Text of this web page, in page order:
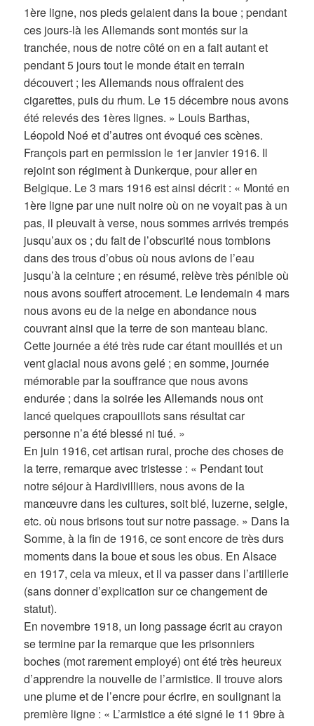
1ère ligne, nos pieds gelaient dans la boue ; pendant
ces jours-là les Allemands sont montés sur la
tranchée, nous de notre côté on en a fait autant et
pendant 5 jours tout le monde était en terrain
découvert ; les Allemands nous offraient des
cigarettes, puis du rhum. Le 15 décembre nous avons
été relevés des 1ères lignes. » Louis Barthas,
Léopold Noé et d’autres ont évoqué ces scènes.
François part en permission le 1er janvier 1916. Il
rejoint son régiment à Dunkerque, pour aller en
Belgique. Le 3 mars 1916 est ainsi décrit : « Monté en
1ère ligne par une nuit noire où on ne voyait pas à un
pas, il pleuvait à verse, nous sommes arrivés trempés
jusqu’aux os ; du fait de l’obscurité nous tombions
dans des trous d’obus où nous avions de l’eau
jusqu’à la ceinture ; en résumé, relève très pénible où
nous avons souffert atrocement. Le lendemain 4 mars
nous avons eu de la neige en abondance nous
couvrant ainsi que la terre de son manteau blanc.
Cette journée a été très rude car étant mouillés et un
vent glacial nous avons gelé ; en somme, journée
mémorable par la souffrance que nous avons
endurée ; dans la soirée les Allemands nous ont
lancé quelques crapouillots sans résultat car
personne n’a été blessé ni tué. »
En juin 1916, cet artisan rural, proche des choses de
la terre, remarque avec tristesse : « Pendant tout
notre séjour à Hardivilliers, nous avons de la
manœuvre dans les cultures, soit blé, luzerne, seigle,
etc. où nous brisons tout sur notre passage. » Dans la
Somme, à la fin de 1916, ce sont encore de très durs
moments dans la boue et sous les obus. En Alsace
en 1917, cela va mieux, et il va passer dans l’artillerie
(sans donner d’explication sur ce changement de
statut).
En novembre 1918, un long passage écrit au crayon
se termine par la remarque que les prisonniers
boches (mot rarement employé) ont été très heureux
d’apprendre la nouvelle de l’armistice. Il trouve alors
une plume et de l’encre pour écrire, en soulignant la
première ligne : « L’armistice a été signé le 11 9bre à